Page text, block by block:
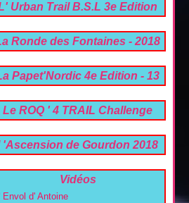
Urban Trail B.S.L 3e Edition
Ronde des Fontaines - 2018
Papet'Nordic 4e Edition - 13
Le ROQ ' 4 TRAIL Challenge
'Ascension de Gourdon 2018
Vidéos
Envol d' Antoine